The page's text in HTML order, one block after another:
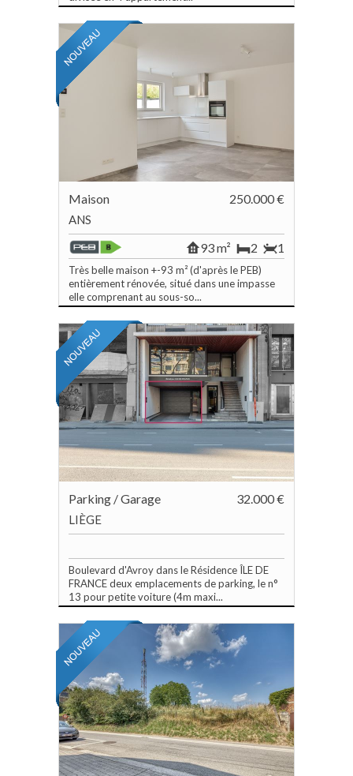
Maison 250.000 €
ANS
1
2
93 m²
Très belle maison +-93 m² (d'après le PEB)
entièrement rénovée, situé dans une impasse
elle comprenant au sous-so...
Parking / Garage 32.000 €
LIÈGE
Boulevard d'Avroy dans le Résidence ÎLE DE
FRANCE deux emplacements de parking, le n°
13 pour petite voiture (4m maxi...